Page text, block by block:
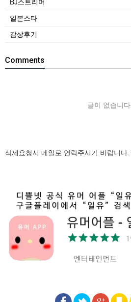
BJ스트리머
일본스타
감상후기
Comments
글이 없습니다.
삭제요청시 메일로 연락주시기 바랍니다.